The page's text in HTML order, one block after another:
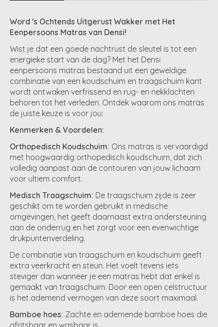
Word 's Ochtends Uitgerust Wakker met Het
Eenpersoons Matras van Densi!
Wist je dat een goede nachtrust de sleutel is tot een
energieke start van de dag? Met het Densi
eenpersoons matras bestaand uit een geweldige
combinatie van een koudschuim en traagschuim kant
wordt ontwaken verfrissend en rug- en nekklachten
behoren tot het verleden. Ontdek waarom ons matras
de juiste keuze is voor jou:
Kenmerken & Voordelen:
Orthopedisch Koudschuim: Ons matras is vervaardigd
met hoogwaardig orthopedisch koudschuim, dat zich
volledig aanpast aan de contouren van jouw lichaam
voor ultiem comfort.
Medisch Traagschuim: De traagschuim zijde is zeer
geschikt om te worden gebruikt in medische
omgevingen, het geeft daarnaast extra ondersteuning
aan de onderrug en het zorgt voor een evenwichtige
drukpuntenverdeling.
De combinatie van traagschuim en koudschuim geeft
extra veerkracht en steun. Het voelt tevens iets
steviger dan wanneer je een matras hebt dat enkel is
gemaakt van traagschuim. Door een open celstructuur
is het ademend vermogen van deze soort maximaal.
Bamboe hoes: Zachte en ademende bamboe hoes die
afritsbaar en wasbaar is